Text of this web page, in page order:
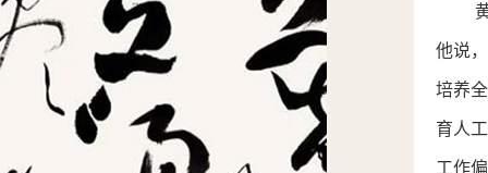
他说，
培养
育人
工作